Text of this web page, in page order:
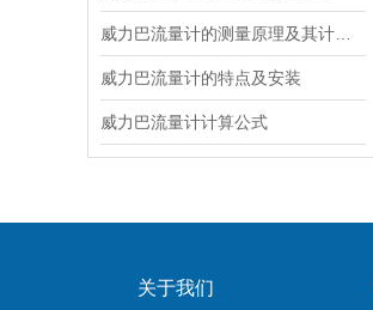
威力巴流量计的特点及安装
威力巴流量计计算公式
关于我们